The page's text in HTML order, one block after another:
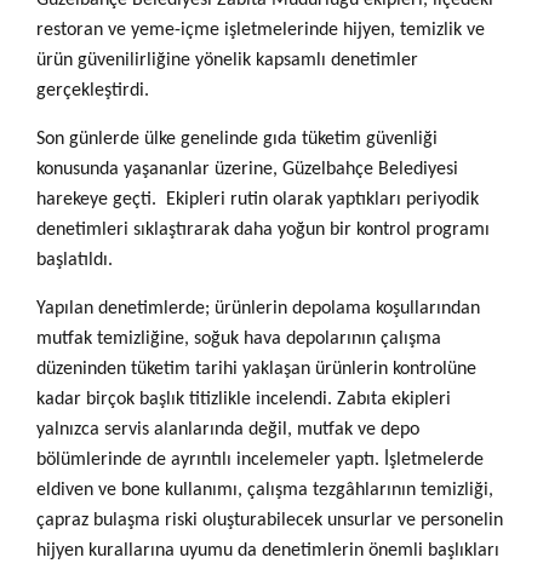
restoran ve yeme-içme işletmelerinde hijyen, temizlik ve
ürün güvenilirliğine yönelik kapsamlı denetimler
gerçekleştirdi.
Son günlerde ülke genelinde gıda tüketim güvenliği
konusunda yaşananlar üzerine, Güzelbahçe Belediyesi
harekeye geçti. Ekipleri rutin olarak yaptıkları periyodik
denetimleri sıklaştırarak daha yoğun bir kontrol programı
başlatıldı.
Yapılan denetimlerde; ürünlerin depolama koşullarından
mutfak temizliğine, soğuk hava depolarının çalışma
düzeninden tüketim tarihi yaklaşan ürünlerin kontrolüne
kadar birçok başlık titizlikle incelendi. Zabıta ekipleri
yalnızca servis alanlarında değil, mutfak ve depo
bölümlerinde de ayrıntılı incelemeler yaptı. İşletmelerde
eldiven ve bone kullanımı, çalışma tezgâhlarının temizliği,
çapraz bulaşma riski oluşturabilecek unsurlar ve personelin
hijyen kurallarına uyumu da denetimlerin önemli başlıkları